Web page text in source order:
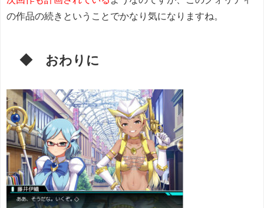
の作品の続きということでかなり気になりますね。
◆ おわりに